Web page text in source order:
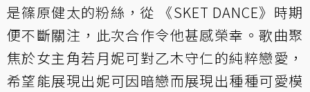
是篠原健太的粉絲，從 《SKET DANCE》時期
便不斷關注，此次合作令他甚感榮幸。歌曲聚
焦於女主角若月妮可對乙木守仁的純粹戀愛，
希望能展現出妮可因暗戀而展現出種種可愛模